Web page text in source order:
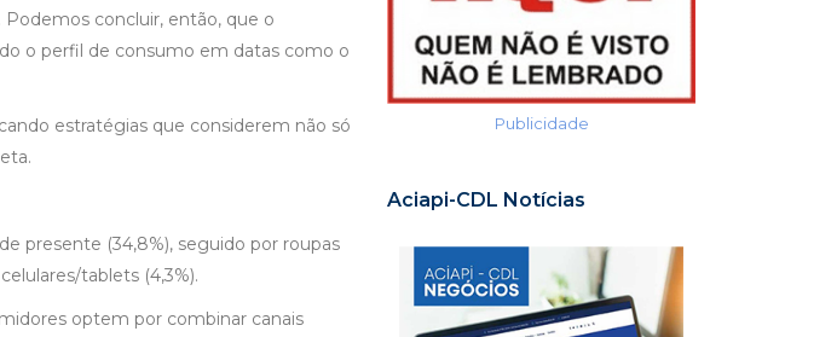
concluir, então, que o
o perfil de consumo em datas como o
estratégias que considerem não só
presente (34,8%), seguido por roupas
tablets (4,3%).
optem por combinar canais
Publicidade
Aciapi-CDL Notícias